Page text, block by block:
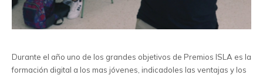
Durante el año uno de los grandes objetivos de Premios ISLA es la
formación digital a los mas jóvenes, indicadoles las ventajas y los